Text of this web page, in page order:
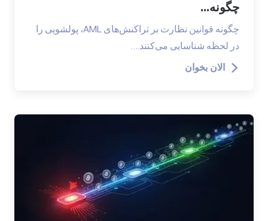
چگونه...
چگونه قوانین نظارت بر تراکنش‌های AML، پولشویی را
در لحظه شناسایی می‌کنند.…
الان بخوان